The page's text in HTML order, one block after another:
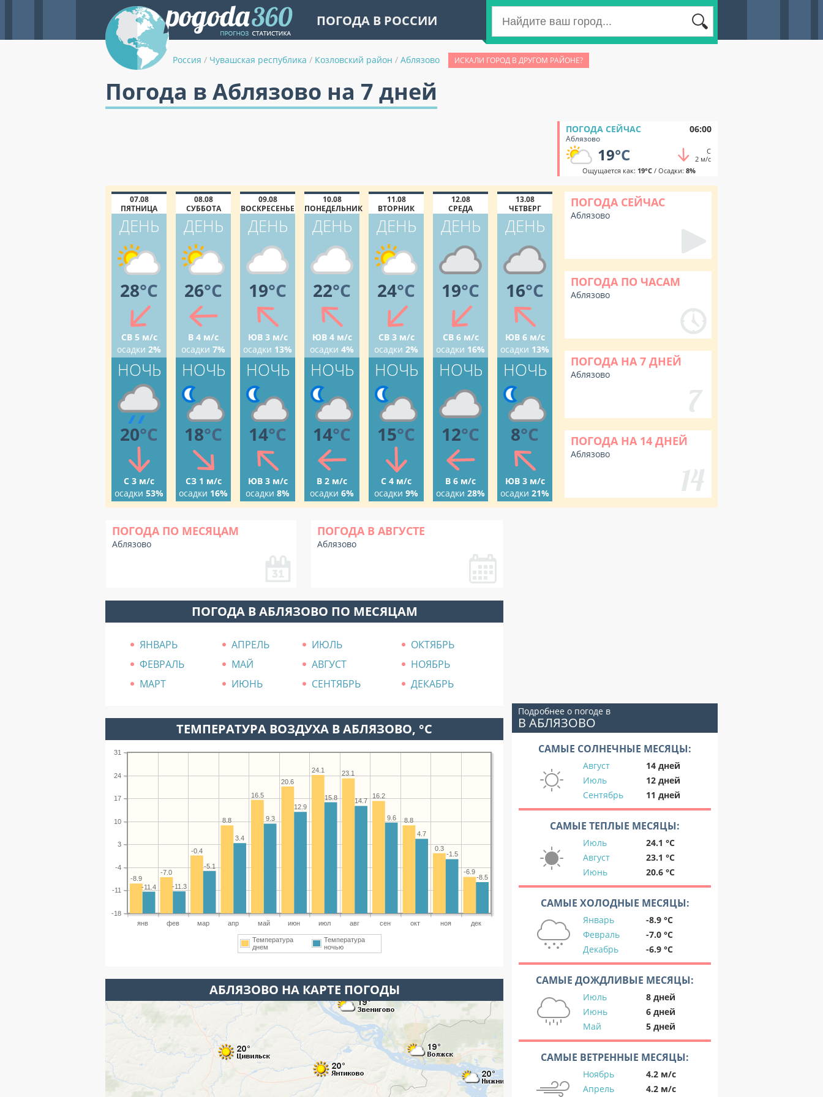
ПОГОДА В РОССИИ
Россия / Чувашская республика / Козловский район / Аблязово ИСКАЛИ ГОРОД В ДРУГОМ РАЙОНЕ?
Погода в Аблязово на 7 дней
ПОГОДА СЕЙЧАС 06:00
Аблязово
19°C
С
2 м/с
Ощущается как: 19°C/ Осадки: 8%
07.08
ПЯТНИЦА
ДЕНЬ
28°C
СВ 5 м/с
осадки 2%
НОЧЬ
20°C
С 3 м/с
осадки 53%
08.08
СУББОТА
ДЕНЬ
26°C
В 4 м/с
осадки 7%
НОЧЬ
18°C
СЗ 1 м/с
осадки 16%
09.08
ВОСКРЕСЕНЬЕ
ДЕНЬ
19°C
ЮВ 3 м/с
осадки 13%
НОЧЬ
14°C
ЮВ 3 м/с
осадки 8%
10.08
ПОНЕДЕЛЬНИК
ДЕНЬ
22°C
ЮВ 4 м/с
осадки 4%
НОЧЬ
14°C
В 2 м/с
осадки 6%
11.08
ВТОРНИК
ДЕНЬ
24°C
СВ 3 м/с
осадки 2%
НОЧЬ
15°C
С 4 м/с
осадки 9%
12.08
СРЕДА
ДЕНЬ
19°C
СВ 6 м/с
осадки 16%
НОЧЬ
12°C
В 6 м/с
осадки 28%
13.08
ЧЕТВЕРГ
ДЕНЬ
16°C
ЮВ 6 м/с
осадки 13%
НОЧЬ
8°C
ЮВ 3 м/с
осадки 21%
ПОГОДА СЕЙЧАС
Аблязово
ПОГОДА ПО ЧАСАМ
Аблязово
ПОГОДА НА 7 ДНЕЙ
Аблязово
ПОГОДА НА 14 ДНЕЙ
Аблязово
ПОГОДА ПО МЕСЯЦАМ
Аблязово
ПОГОДА В АВГУСТЕ
Аблязово
ПОГОДА В АБЛЯЗОВО ПО МЕСЯЦАМ
ЯНВАРЬ АПРЕЛЬ ИЮЛЬ
ОКТЯБРЬ
ФЕВРАЛЬ
МАЙ АВГУСТ
НОЯБРЬ
МАРТ
ИЮНЬ СЕНТЯБРЬ ДЕКАБРЬ
ТЕМПЕРАТУРА ВОЗДУХА В АБЛЯЗОВО, °C
янв фев мар апр май июн июл авг сен окт ноя дек
-18
-11
-4
3
10
17
24
31
-6.9
0.3
8.8
16.2
23.1
24.1
20.6
16.5
8.8
-0.4
-7.0
-8.9
-8.5
-1.5
4.7
9.6
14.7
15.8
12.9
9.3
3.4
-5.1
-11.3
-11.4
Температура
днем
Температура
ночью
АБЛЯЗОВО НА КАРТЕ ПОГОДЫ
Подробнее о погоде в
В АБЛЯЗОВО
САМЫЕ СОЛНЕЧНЫЕ МЕСЯЦЫ:
Август
14 дней
Июль
12 дней
Сентябрь
11 дней
САМЫЕ ТЕПЛЫЕ МЕСЯЦЫ:
Июль
24.1 °C
Август
23.1 °C
Июнь
20.6 °C
САМЫЕ ХОЛОДНЫЕ МЕСЯЦЫ:
Январь
-8.9 °C
Февраль
-7.0 °C
Декабрь
-6.9 °C
САМЫЕ ДОЖДЛИВЫЕ МЕСЯЦЫ:
Июль
8 дней
Июнь
6 дней
Май
5 дней
САМЫЕ ВЕТРЕННЫЕ МЕСЯЦЫ:
Ноябрь
4.2 м/с
Апрель
4.2 м/с